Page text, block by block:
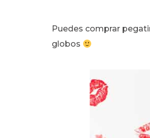
Puedes comprar
globos